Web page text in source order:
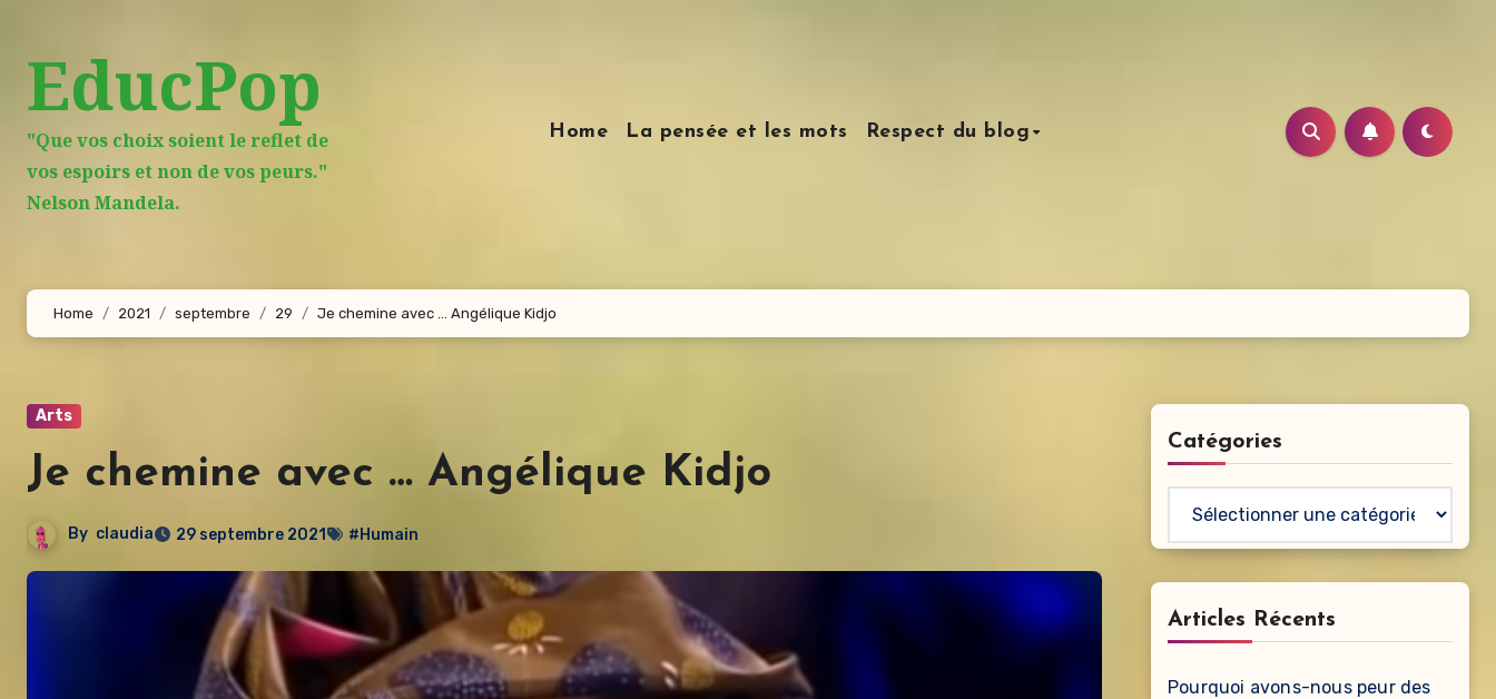
contenu
principal
EducPop
"Que vos choix soient le reflet de
vos espoirs et non de vos peurs."
Nelson Mandela.
Home La pensée et les mots Respect du blog
Home 2021 septembre 29 Je chemine avec … Angélique Kidjo
Arts
Je chemine avec … Angélique Kidjo
By claudia 29 septembre 2021 #Humain
Catégories
Articles Récents
Pourquoi avons-nous peur des